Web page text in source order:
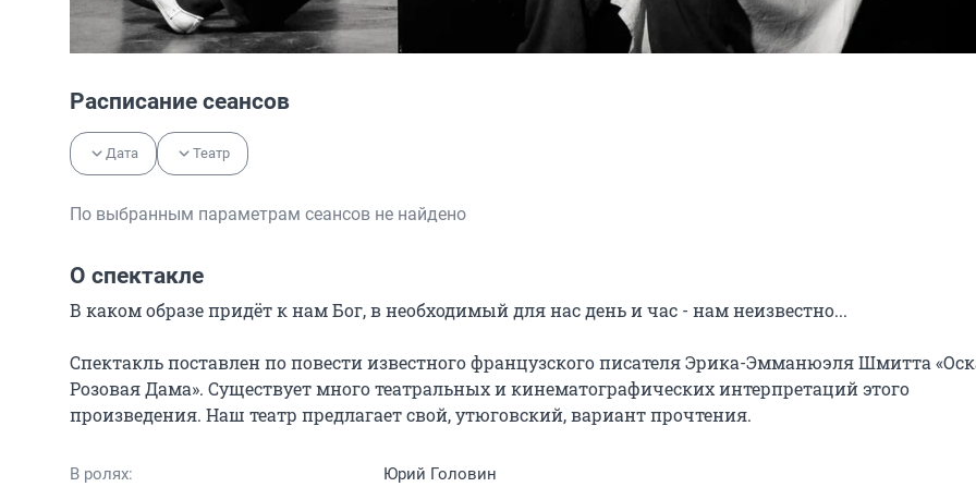
Расписание сеансов
Дата Театр
По выбранным параметрам сеансов не найдено
О спектакле
В каком образе придёт к нам Бог, в необходимый для нас день и час - нам неизвестно...
Спектакль поставлен по повести известного французского писателя Эрика-Эмманюэля Шмитта
Розовая Дама». Существует много театральных и кинематографических интерпретаций этого
произведения. Наш театр предлагает свой, утюговский, вариант прочтения.
В ролях: Юрий Головин